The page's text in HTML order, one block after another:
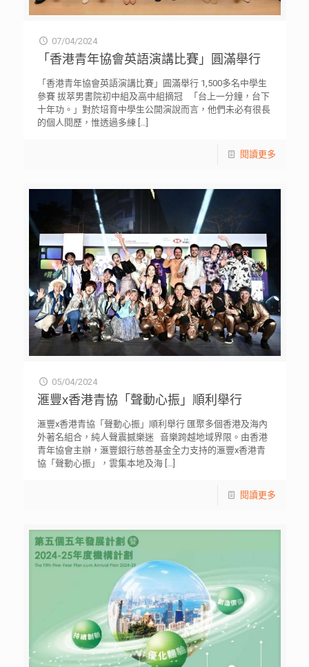
07/04/2024
「香港青年協會英語演講比賽」圓滿舉行
「香港青年協會英語演講比賽」圓滿舉行 1,500多名中學生
參賽 拔萃男書院初中組及高中組摘冠 「台上一分鐘，台下
十年功。」對於培育中學生公開演說而言，他們未必有很長
的個人閱歷，惟透過多練[…]
閱讀更多
05/04/2024
滙豐x香港青協「聲動心振」順利舉行
滙豐x香港青協「聲動心振」順利舉行 匯聚多個香港及海內
外著名組合，純人聲震撼樂迷 音樂跨越地域界限。由香港
青年協會主辦，滙豐銀行慈善基金全力支持的滙豐x香港青
協「聲動心振」，雲集本地及海[…]
閱讀更多